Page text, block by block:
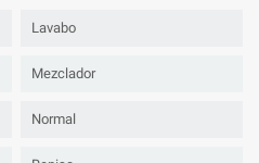
Lavabo
Mezclador
Normal